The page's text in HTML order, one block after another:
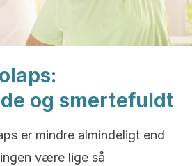
og smertefuldt
er mindre almindeligt end
være lige så